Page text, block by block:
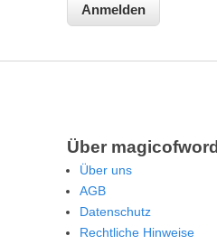
Über magicofword
Über uns
AGB
Datenschutz
Rechtliche Hinweise